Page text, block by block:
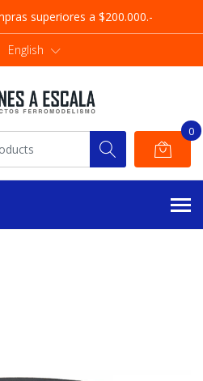
superiores a $200.000.-
English
0